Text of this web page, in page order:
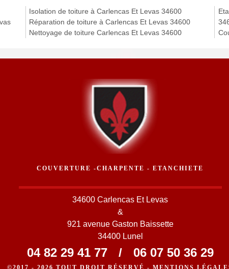
Isolation de toiture à Carlencas Et Levas 34600
Réparation de toiture à Carlencas Et Levas 34600
Nettoyage de toiture Carlencas Et Levas 34600
COUVERTURE -CHARPENTE - ETANCHIETE
34600 Carlencas Et Levas
&
921 avenue Gaston Baissette
34400 Lunel
04 82 29 41 77 / 06 07 50 36 29
©2017 - 2026 TOUT DROIT RÉSERVÉ - MENTIONS